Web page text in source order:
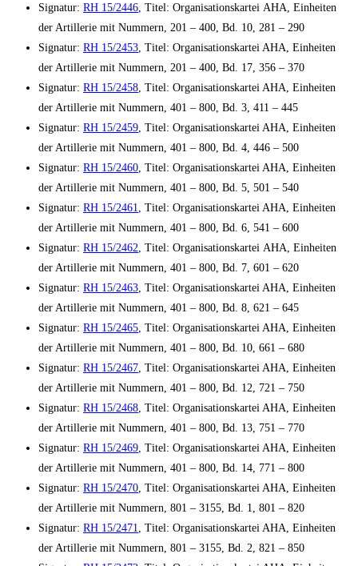
Signatur: RH 15/2446, Titel: Organisationskartei AHA, Einheiten
der Artillerie mit Nummern, 201 – 400, Bd. 10, 281 – 290
Signatur: RH 15/2453, Titel: Organisationskartei AHA, Einheiten
der Artillerie mit Nummern, 201 – 400, Bd. 17, 356 – 370
Signatur: RH 15/2458, Titel: Organisationskartei AHA, Einheiten
der Artillerie mit Nummern, 401 – 800, Bd. 3, 411 – 445
Signatur: RH 15/2459, Titel: Organisationskartei AHA, Einheiten
der Artillerie mit Nummern, 401 – 800, Bd. 4, 446 – 500
Signatur: RH 15/2460, Titel: Organisationskartei AHA, Einheiten
der Artillerie mit Nummern, 401 – 800, Bd. 5, 501 – 540
Signatur: RH 15/2461, Titel: Organisationskartei AHA, Einheiten
der Artillerie mit Nummern, 401 – 800, Bd. 6, 541 – 600
Signatur: RH 15/2462, Titel: Organisationskartei AHA, Einheiten
der Artillerie mit Nummern, 401 – 800, Bd. 7, 601 – 620
Signatur: RH 15/2463, Titel: Organisationskartei AHA, Einheiten
der Artillerie mit Nummern, 401 – 800, Bd. 8, 621 – 645
Signatur: RH 15/2465, Titel: Organisationskartei AHA, Einheiten
der Artillerie mit Nummern, 401 – 800, Bd. 10, 661 – 680
Signatur: RH 15/2467, Titel: Organisationskartei AHA, Einheiten
der Artillerie mit Nummern, 401 – 800, Bd. 12, 721 – 750
Signatur: RH 15/2468, Titel: Organisationskartei AHA, Einheiten
der Artillerie mit Nummern, 401 – 800, Bd. 13, 751 – 770
Signatur: RH 15/2469, Titel: Organisationskartei AHA, Einheiten
der Artillerie mit Nummern, 401 – 800, Bd. 14, 771 – 800
Signatur: RH 15/2470, Titel: Organisationskartei AHA, Einheiten
der Artillerie mit Nummern, 801 – 3155, Bd. 1, 801 – 820
Signatur: RH 15/2471, Titel: Organisationskartei AHA, Einheiten
der Artillerie mit Nummern, 801 – 3155, Bd. 2, 821 – 850